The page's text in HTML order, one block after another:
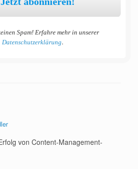
Spam! Erfahre mehr in unserer
Datenschutzerklärung.
von Content-Management-